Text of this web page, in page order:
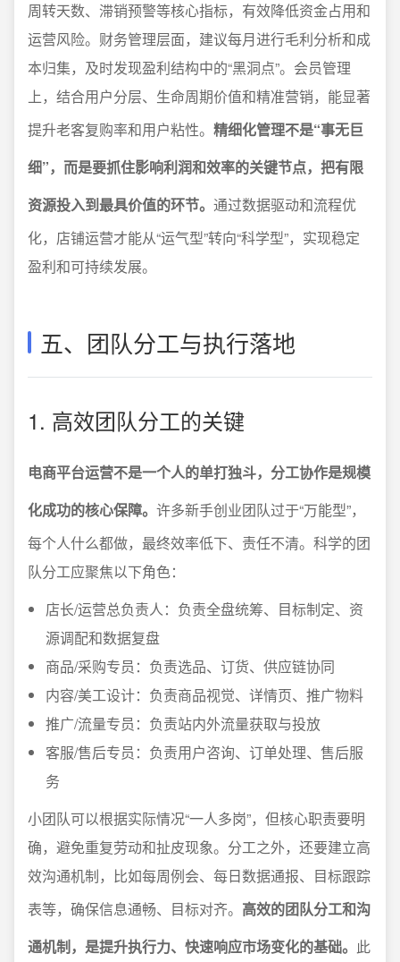
周转天数、滞销预警等核心指标，有效降低资金占用和
运营风险。财务管理层面，建议每月进行毛利分析和成
本归集，及时发现盈利结构中的“黑洞点”。会员管理
上，结合用户分层、生命周期价值和精准营销，能显著
提升老客复购率和用户粘性。 精细化管理不是“事无巨
细”，而是要抓住影响利润和效率的关键节点，把有限
资源投入到最具价值的环节。 通过数据驱动和流程优
化，店铺运营才能从“运气型”转向“科学型”，实现稳定
盈利和可持续发展。
五、团队分工与执行落地
1. 高效团队分工的关键
电商平台运营不是一个人的单打独斗，分工协作是规模
化成功的核心保障。 许多新手创业团队过于“万能型”，
每个人什么都做，最终效率低下、责任不清。科学的团
队分工应聚焦以下角色：
店长/运营总负责人：负责全盘统筹、目标制定、资
源调配和数据复盘
商品/采购专员：负责选品、订货、供应链协同
内容/美工设计：负责商品视觉、详情页、推广物料
推广/流量专员：负责站内外流量获取与投放
客服/售后专员：负责用户咨询、订单处理、售后服
务
小团队可以根据实际情况“一人多岗”，但核心职责要明
确，避免重复劳动和扯皮现象。分工之外，还要建立高
效沟通机制，比如每周例会、每日数据通报、目标跟踪
表等，确保信息通畅、目标对齐。 高效的团队分工和沟
通机制，是提升执行力、快速响应市场变化的基础。 此